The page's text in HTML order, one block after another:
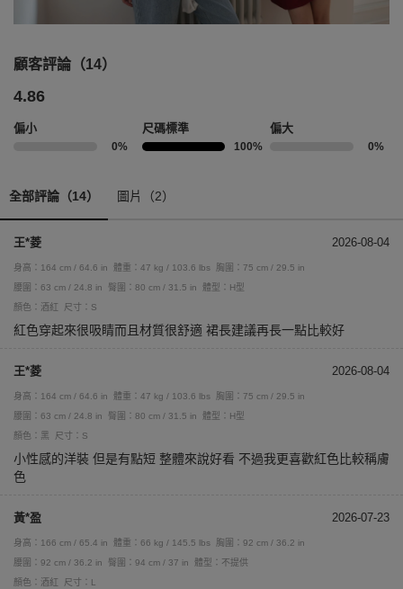
顧客評論（14）
4.86
偏小
0%
尺碼標準
100%
偏大
0%
全部評論（14） 圖片（2）
王*菱 2026-08-04
身高：164 cm / 64.6 in 體重：47 kg / 103.6 lbs
胸圍：75 cm / 29.5 in
腰圍：63 cm / 24.8 in
臀圍：80 cm / 31.5 in
體型：H型
顏色：酒紅
尺寸：S
紅色穿起來很吸睛而且材質很舒適 裙長建議再長一點比較好
王*菱 2026-08-04
身高：164 cm / 64.6 in 體重：47 kg / 103.6 lbs
胸圍：75 cm / 29.5 in
腰圍：63 cm / 24.8 in
臀圍：80 cm / 31.5 in
體型：H型
顏色：黑
尺寸：S
小性感的洋裝 但是有點短 整體來說好看 不過我更喜歡紅色比較稱膚
色
黃*盈 2026-07-23
身高：166 cm / 65.4 in 體重：66 kg / 145.5 lbs
胸圍：92 cm / 36.2 in
腰圍：92 cm / 36.2 in
臀圍：94 cm / 37 in
體型：不提供
顏色：酒紅
尺寸：L